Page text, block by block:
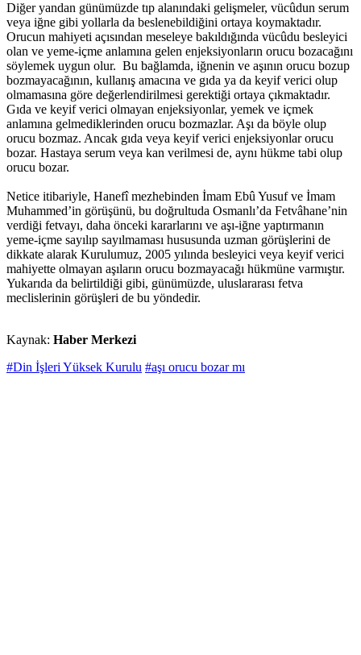
Diğer yandan günümüzde tıp alanındaki gelişmeler, vücûdun serum
veya iğne gibi yollarla da beslenebildiğini ortaya koymaktadır.
Orucun mahiyeti açısından meseleye bakıldığında vücûdu besleyici
olan ve yeme-içme anlamına gelen enjeksiyonların orucu bozacağını
söylemek uygun olur. Bu bağlamda, iğnenin ve aşının orucu bozup
bozmayacağının, kullanış amacına ve gıda ya da keyif verici olup
olmamasına göre değerlendirilmesi gerektiği ortaya çıkmaktadır.
Gıda ve keyif verici olmayan enjeksiyonlar, yemek ve içmek
anlamına gelmediklerinden orucu bozmazlar. Aşı da böyle olup
orucu bozmaz. Ancak gıda veya keyif verici enjeksiyonlar orucu
bozar. Hastaya serum veya kan verilmesi de, aynı hükme tabi olup
orucu bozar.
Netice itibariyle, Hanefî mezhebinden İmam Ebû Yusuf ve İmam
Muhammed’in görüşünü, bu doğrultuda Osmanlı’da Fetvâhane’nin
verdiği fetvayı, daha önceki kararlarını ve aşı-iğne yaptırmanın
yeme-içme sayılıp sayılmaması hususunda uzman görüşlerini de
dikkate alarak Kurulumuz, 2005 yılında besleyici veya keyif verici
mahiyette olmayan aşıların orucu bozmayacağı hükmüne varmıştır.
Yukarıda da belirtildiği gibi, günümüzde, uluslararası fetva
meclislerinin görüşleri de bu yöndedir.
Kaynak: Haber Merkezi
#Din İşleri Yüksek Kurulu #aşı orucu bozar mı